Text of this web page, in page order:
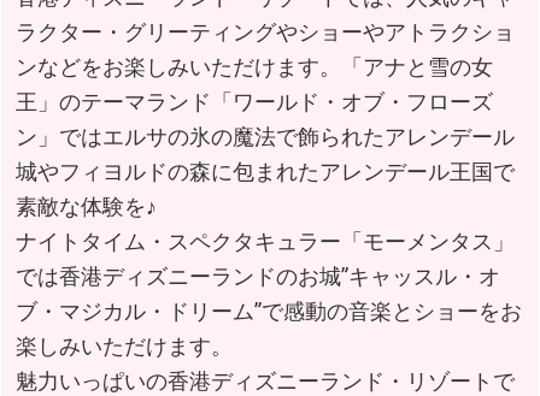
ラクター・グリーティングやショーやアトラクショ
ンなどをお楽しみいただけます。「アナと雪の女
王」のテーマランド「ワールド・オブ・フローズ
ン」ではエルサの氷の魔法で飾られたアレンデール
城やフィヨルドの森に包まれたアレンデール王国で
素敵な体験を♪
ナイトタイム・スペクタキュラー「モーメンタス」
では香港ディズニーランドのお城”キャッスル・オ
ブ・マジカル・ドリーム”で感動の音楽とショーをお
楽しみいただけます。
魅力いっぱいの香港ディズニーランド・リゾートで